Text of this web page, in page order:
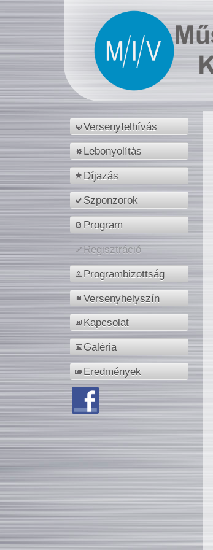
Versenyfelhívás
Lebonyolítás
Díjazás
Szponzorok
Program
Regisztráció
Programbizottság
Versenyhelyszín
Kapcsolat
Galéria
Eredmények